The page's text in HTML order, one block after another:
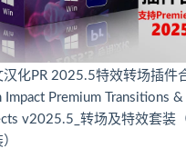
汉化PR 2025.5特效转场插件
Impact Premium Transitions &
v2025.5_转场及特效套装